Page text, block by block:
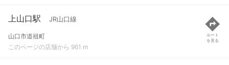
上山口駅 JR山口線
山口市道祖町
このページの店舗から 961 m
ルート
を見る